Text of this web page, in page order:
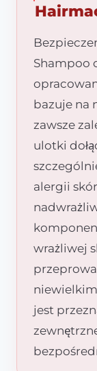
Shampoo
bazuje na
zawsze
ulotki
alergii
wrażliwej
jest